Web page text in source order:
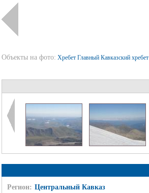
Объекты на фото: Хребет Главный Кавказский хребет
Регион: Центральный Кавказ